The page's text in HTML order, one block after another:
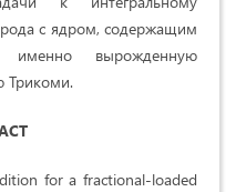
с ядром, содержащим
вырожденную
Трикоми.
for a fractional-loaded